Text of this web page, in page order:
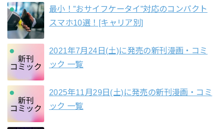
最小！”おサイフケータイ”対応のコンパクト
スマホ10選！[キャリア別]
2021年7月24日(土)に発売の新刊漫画・コミ
ック 一覧
2025年11月29日(土)に発売の新刊漫画・コミ
ック 一覧